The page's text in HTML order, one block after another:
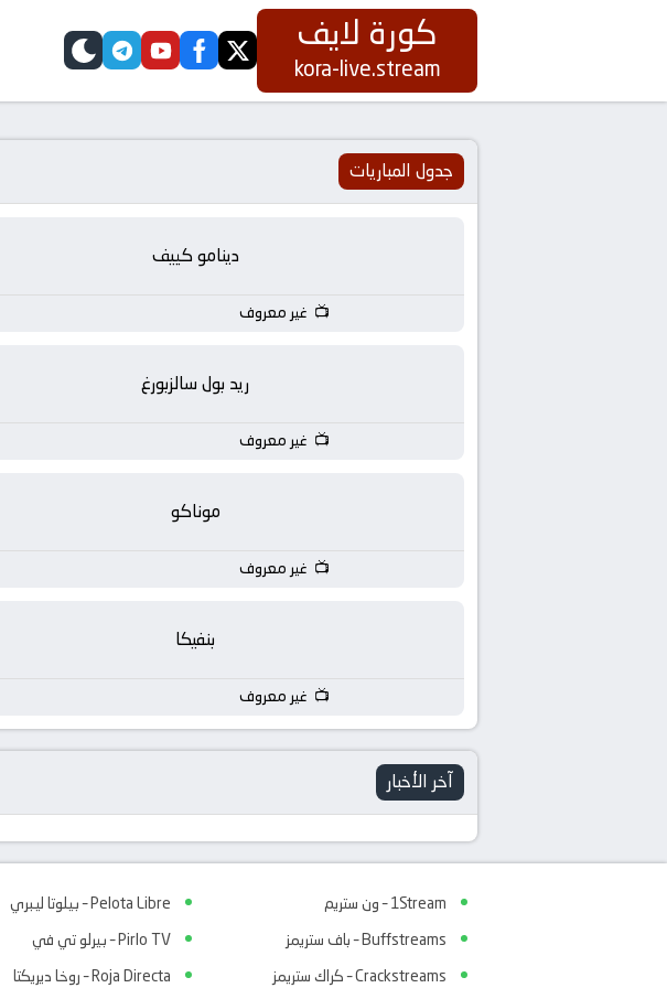
كورة
لايف
live
كورة لايف
kora-live.stream
twitter
facebook
youtube
telegram
skin
جدول المباريات
دينامو كييف
غير معروف
ريد بول سالزبورغ
غير معروف
موناكو
غير معروف
بنفيكا
غير معروف
آخر الأخبار
1Stream – ون ستريم
Buffstreams – باف ستريمز
Crackstreams – كراك ستريمز
Pelota Libre – بيلوتا ليبري
Pirlo TV – بيرلو تي في
Roja Directa – روخا ديريكتا